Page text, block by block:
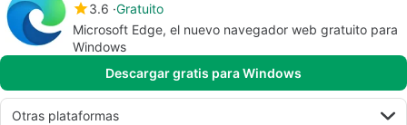
3.6 Gratuito
Microsoft Edge, el nuevo navegador web gratuito para
Windows
Descargar gratis para Windows
Otras plataformas